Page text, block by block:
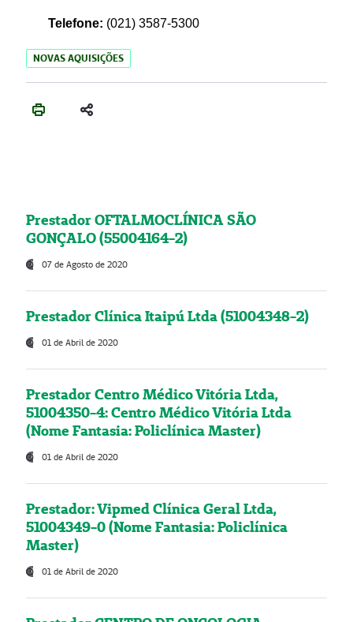
Telefone: (021) 3587-5300
NOVAS AQUISIÇÕES
Prestador OFTALMOCLÍNICA SÃO
GONÇALO (55004164-2)
07 de Agosto de 2020
Prestador Clínica Itaipú Ltda (51004348-2)
01 de Abril de 2020
Prestador Centro Médico Vitória Ltda,
51004350-4: Centro Médico Vitória Ltda
(Nome Fantasia: Policlínica Master)
01 de Abril de 2020
Prestador: Vipmed Clínica Geral Ltda,
51004349-0 (Nome Fantasia: Policlínica
Master)
01 de Abril de 2020